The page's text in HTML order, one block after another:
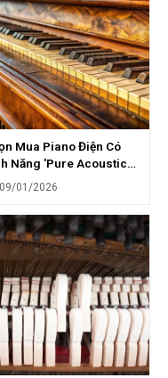
Mua Piano Điện Có
Năng 'Pure Acoustic
Trải Nghiệm Âm
Chân Thực
09/01/2026